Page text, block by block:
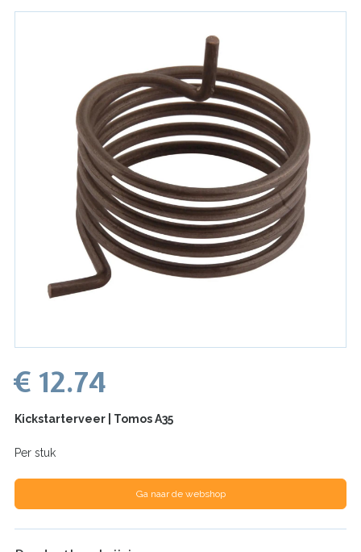
€ 12.74
Kickstarterveer | Tomos A35
Per stuk
Ga naar de webshop